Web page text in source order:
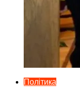
Політика